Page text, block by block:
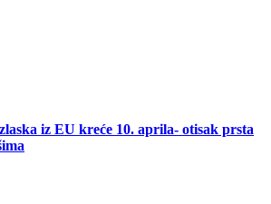
iz EU kreće 10. aprila- otisak prsta